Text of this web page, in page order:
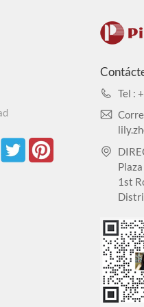
TVOC: ISO 16000-3-6-
de tinción: EN423: 2001.
ISO9001/14001/45001 para
en frío, y casi ningún
corrosión del yodo, aceite
Tel :
1st